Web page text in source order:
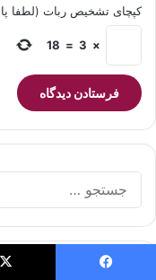
کپچای تشخیص ربات (لطفا
×
3
=
18
نوشته های تازه